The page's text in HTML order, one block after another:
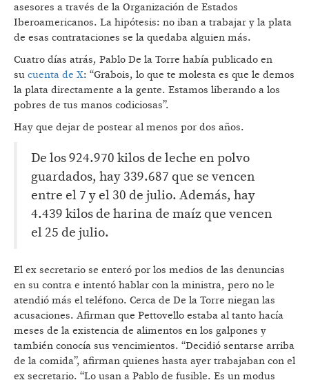
asesores a través de la Organización de Estados
Iberoamericanos. La hipótesis: no iban a trabajar y la plata
de esas contrataciones se la quedaba alguien más.
Cuatro días atrás, Pablo De la Torre había publicado en
su cuenta de X: “Grabois, lo que te molesta es que le demos
la plata directamente a la gente. Estamos liberando a los
pobres de tus manos codiciosas”.
Hay que dejar de postear al menos por dos años.
De los 924.970 kilos de leche en polvo
guardados, hay 339.687 que se vencen
entre el 7 y el 30 de julio. Además, hay
4.439 kilos de harina de maíz que vencen
el 25 de julio.
El ex secretario se enteró por los medios de las denuncias
en su contra e intentó hablar con la ministra, pero no le
atendió más el teléfono. Cerca de De la Torre niegan las
acusaciones. Afirman que Pettovello estaba al tanto hacía
meses de la existencia de alimentos en los galpones y
también conocía sus vencimientos. “Decidió sentarse arriba
de la comida”, afirman quienes hasta ayer trabajaban con el
ex secretario. “Lo usan a Pablo de fusible. Es un modus